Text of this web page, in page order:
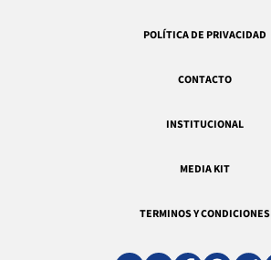
POLÍTICA DE PRIVACIDAD
CONTACTO
INSTITUCIONAL
MEDIA KIT
TERMINOS Y CONDICIONES